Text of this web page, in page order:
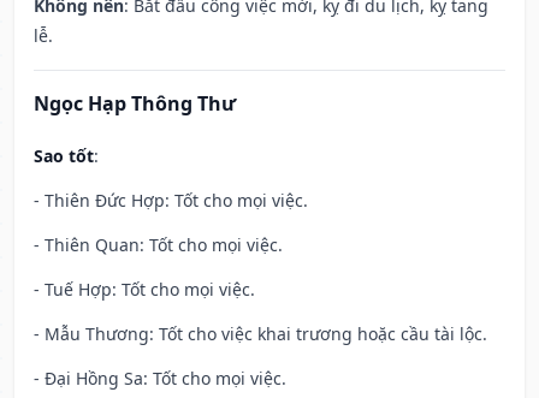
Không nên: Bắt đầu công việc mới, kỵ đi du lịch, kỵ tang
lễ.
Ngọc Hạp Thông Thư
Sao tốt:
- Thiên Đức Hợp: Tốt cho mọi việc.
- Thiên Quan: Tốt cho mọi việc.
- Tuế Hợp: Tốt cho mọi việc.
- Mẫu Thương: Tốt cho việc khai trương hoặc cầu tài lộc.
- Đại Hồng Sa: Tốt cho mọi việc.